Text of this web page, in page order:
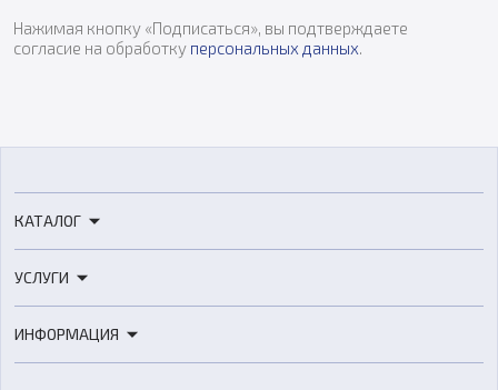
Нажимая кнопку «Подписаться», вы подтверждаете
согласие на обработку персональных данных.
КАТАЛОГ
3D-сканеры
Расходные материалы
УСЛУГИ
3D-моделирование
ИНФОРМАЦИЯ